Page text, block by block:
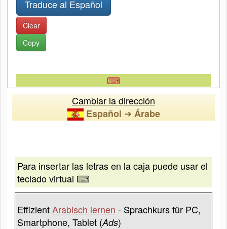
Clear
Copy
⌨
Cambiar la dirección
Español ➔ Árabe
Para insertar las letras en la caja puede usar el
teclado virtual ⌨
EffizientArabisch lernen - Sprachkurs für PC,
Smartphone, Tablet (Ads)